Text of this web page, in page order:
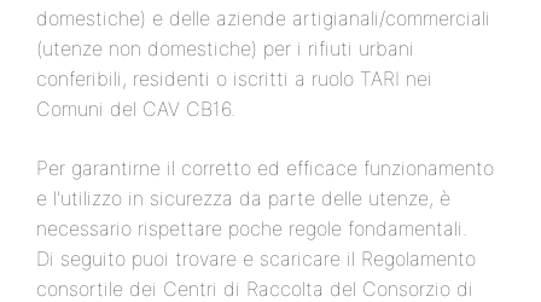
domestiche) e delle aziende artigianali/commerciali
(utenze non domestiche) per i rifiuti urbani
conferibili, residenti o iscritti a ruolo TARI nei
Comuni del CAV CB16.
Per garantirne il corretto ed efficace funzionamento
e l'utilizzo in sicurezza da parte delle utenze, è
necessario rispettare poche regole fondamentali.
Di seguito puoi trovare e scaricare il Regolamento
consortile dei Centri di Raccolta del Consorzio di